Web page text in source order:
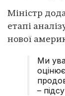
Міністр
етапі
нової
Ми
–